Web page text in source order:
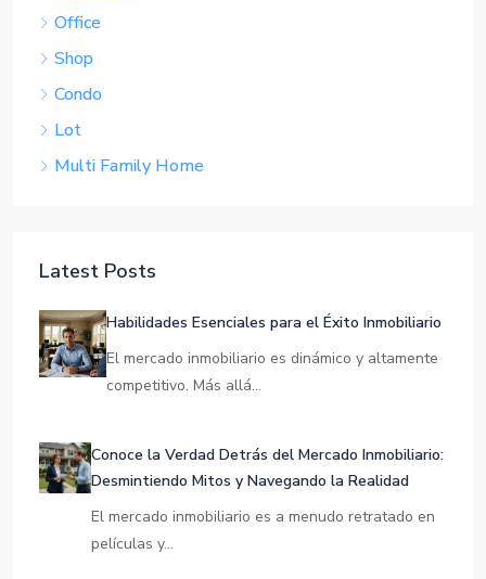
Office
Shop
Condo
Lot
Multi Family Home
Latest Posts
Habilidades Esenciales para el Éxito Inmobiliario
El mercado inmobiliario es dinámico y altamente
competitivo. Más allá…
Conoce la Verdad Detrás del Mercado Inmobiliario:
Desmintiendo Mitos y Navegando la Realidad
El mercado inmobiliario es a menudo retratado en
películas y…